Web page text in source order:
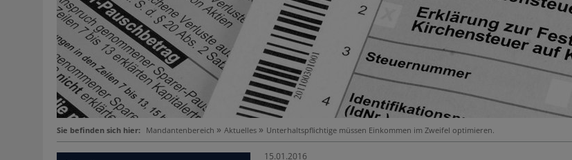
Sie befinden sich hier: Mandantenbereich Aktuelles Unterhaltspflichtige müssen Einkommen im Zweifel optimieren.
15.01.2016